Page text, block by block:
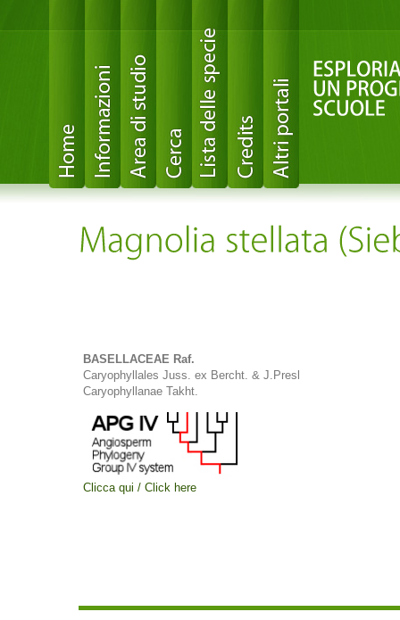
BASELLACEAE Raf.
Caryophyllales Juss. ex Bercht. & J.Presl
Caryophyllanae Takht.
Clicca qui / Click here